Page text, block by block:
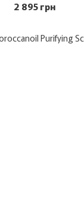
2 895 грн